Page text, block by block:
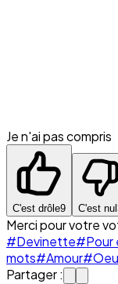
Je n'ai pas compris
C'est drôle9 C'est nul
Merci pour votre
#Devinette#Pour
mots#Amour
Partager :